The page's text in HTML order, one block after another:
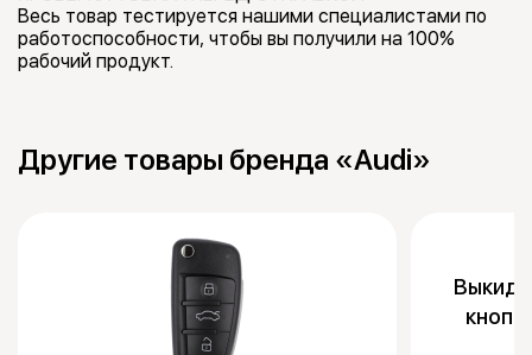
Весь товар тестируется нашими специалистами по
работоспособности, чтобы вы получили на 100%
рабочий продукт.
Другие товары бренда «Audi»